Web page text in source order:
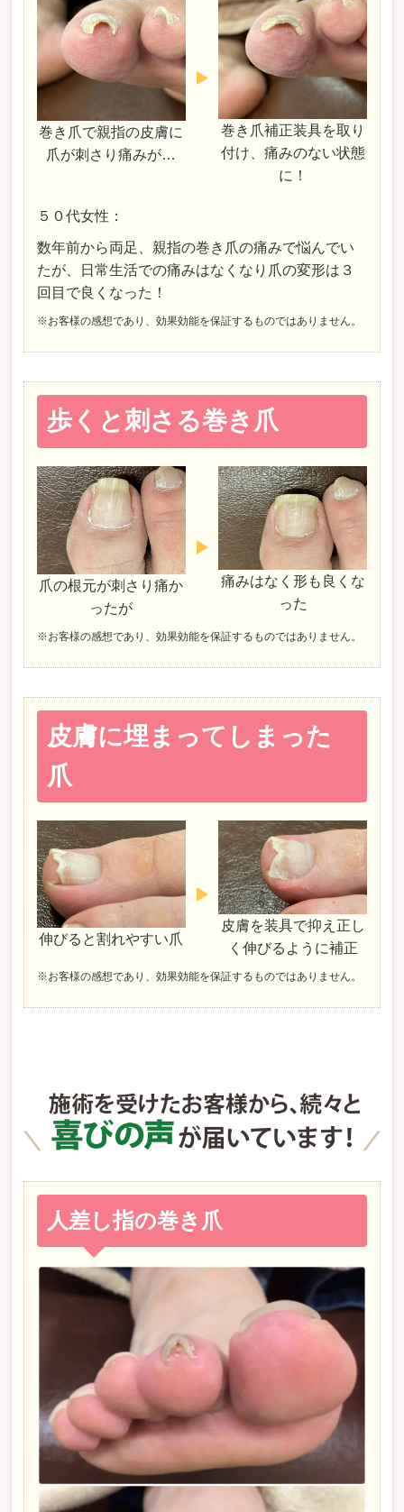
巻き爪で親指の皮膚に
爪が刺さり痛みが…
巻き爪補正装具を取り
付け、痛みのない状態
に！
５０代女性：
数年前から両足、親指の巻き爪の痛みで悩んでい
たが、日常生活での痛みはなくなり爪の変形は３
回目で良くなった！
※お客様の感想であり、効果効能を保証するものではありません。
歩くと刺さる巻き爪
爪の根元が刺さり痛か
ったが
痛みはなく形も良くな
った
※お客様の感想であり、効果効能を保証するものではありません。
皮膚に埋まってしまった
爪
伸びると割れやすい爪
皮膚を装具で抑え正し
く伸びるように補正
※お客様の感想であり、効果効能を保証するものではありません。
人差し指の巻き爪